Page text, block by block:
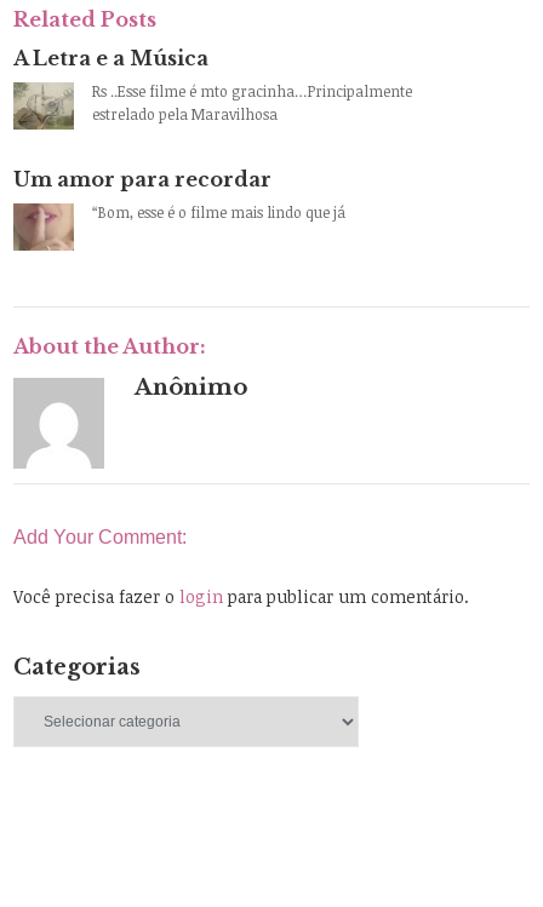
Related Posts
A Letra e a Música
Rs ..Esse filme é mto gracinha…Principalmente
estrelado pela Maravilhosa
Um amor para recordar
“Bom, esse é o filme mais lindo que já
About the Author:
Anônimo
Add Your Comment:
Você precisa fazer ologinpara publicar um comentário.
Categorias